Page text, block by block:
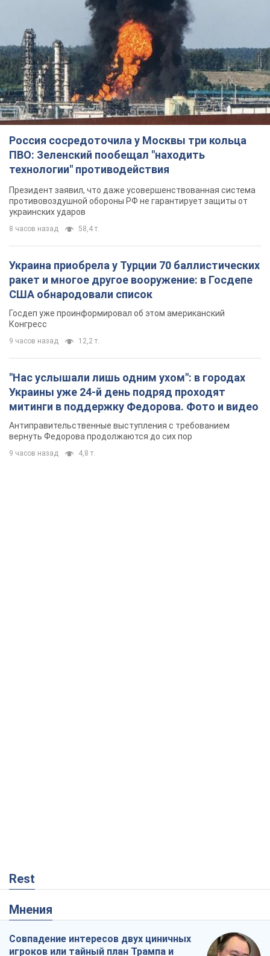
Россия сосредоточила у Москвы три кольца
ПВО: Зеленский пообещал "находить
технологии" противодействия
Президент заявил, что даже усовершенствованная система
противовоздушной обороны РФ не гарантирует защиты от
украинских ударов
8 часов назад 58,4 т.
Украина приобрела у Турции 70 баллистических
ракет и многое другое вооружение: в Госдепе
США обнародовали список
Госдеп уже проинформировал об этом американский
Конгресс
9 часов назад 12,2 т.
"Нас услышали лишь одним ухом": в городах
Украины уже 24-й день подряд проходят
митинги в поддержку Федорова. Фото и видео
Антиправительственные выступления с требованием
вернуть Федорова продолжаются до сих пор
9 часов назад 4,8 т.
Rest
Мнения
Совпадение интересов двух циничных
игроков или тайный план Трампа и